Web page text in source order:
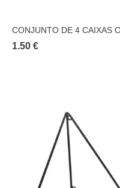
CONJUNTO DE 4 CAIXAS
1.50 €